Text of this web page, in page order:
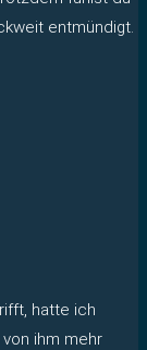
entmündigt.
hatte ich
ihm mehr